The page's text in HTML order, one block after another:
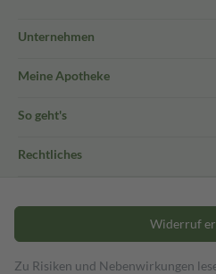
Unternehmen
Meine Apotheke
So geht's
Rechtliches
Widerruf
Zu Risiken und Nebenwirkungen